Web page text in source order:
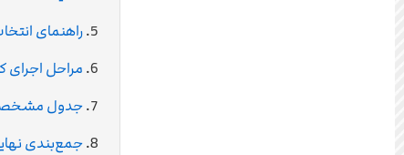
راهنمای
مراحل اجرای
جدول
جمع‌بندی